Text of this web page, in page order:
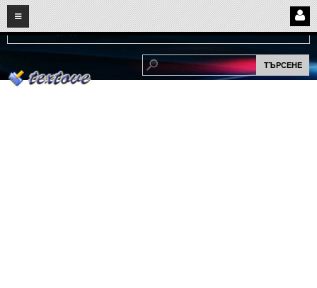
08 2026
Нови: Надежда...
НАЧАЛО
ПОТРЕБИТЕЛСКИ СТРАНИЦИ